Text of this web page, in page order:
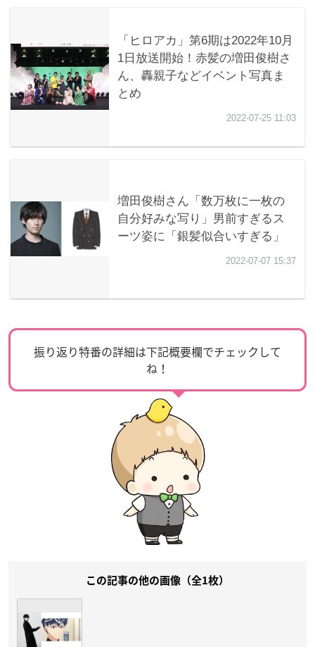
振り返り特番の詳細は下記概要欄でチェックして
ね！
この記事の他の画像（全1枚）